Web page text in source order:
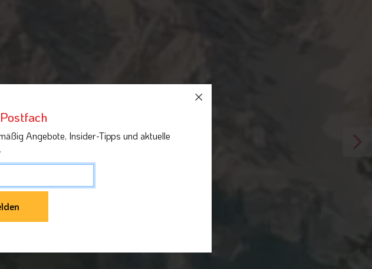
Angebote, Insider-Tipps und aktuelle